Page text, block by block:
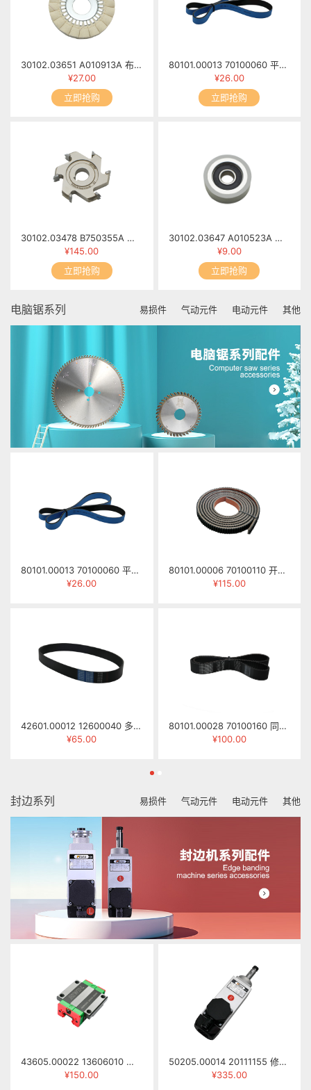
30102.03651 A010913A 布抛光轮 MFB60-0913/00
¥27.00
立即抢购
80101.00013 70100060 平面皮带1655mm×20mm×1.7mm
¥26.00
立即抢购
30102.03478 B750355A 修边小刀(2) 6T×φ69×13×φ16 R2
¥145.00
立即抢购
30102.03647 A010523A 胶轮 MFB60-0523
¥9.00
立即抢购
电脑锯系列 易损件 气动元件 电动元件 其他
80101.00013 70100060 平面皮带1655mm×20mm×1.7mm
¥26.00
80101.00006 70100110 开口皮带/压梁皮带 20×8×3300mm
¥115.00
42601.00012 12600040 多楔带 13PK-1190
¥65.00
80101.00028 70100160 同步齿皮带 HTD-8M-1224mm (带宽35mm)
¥100.00
封边系列 易损件 气动元件 电动元件 其他
43605.00022 13606010 滑块 HGW25CCZAH
¥150.00
50205.00014 20111155 修边电机 HSI55/92L-R 0.5KW 220/380V 12000RPM 200HZ) 右旋
¥335.00